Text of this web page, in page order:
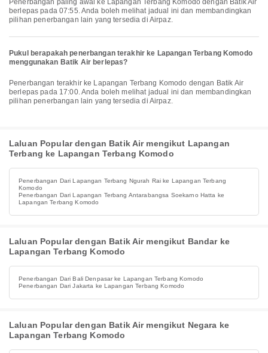
Penerbangan paling awal ke Lapangan Terbang Komodo dengan Batik Air
berlepas pada 07:55. Anda boleh melihat jadual ini dan membandingkan
pilihan penerbangan lain yang tersedia di Airpaz.
Pukul berapakah penerbangan terakhir ke Lapangan Terbang Komodo
menggunakan Batik Air berlepas?
Penerbangan terakhir ke Lapangan Terbang Komodo dengan Batik Air
berlepas pada 17:00. Anda boleh melihat jadual ini dan membandingkan
pilihan penerbangan lain yang tersedia di Airpaz.
Laluan Popular dengan Batik Air mengikut Lapangan
Terbang ke Lapangan Terbang Komodo
Penerbangan Dari Lapangan Terbang Ngurah Rai ke Lapangan Terbang
Komodo
Penerbangan Dari Lapangan Terbang Antarabangsa Soekarno Hatta ke
Lapangan Terbang Komodo
Laluan Popular dengan Batik Air mengikut Bandar ke
Lapangan Terbang Komodo
Penerbangan Dari Bali Denpasar ke Lapangan Terbang Komodo
Penerbangan Dari Jakarta ke Lapangan Terbang Komodo
Laluan Popular dengan Batik Air mengikut Negara ke
Lapangan Terbang Komodo